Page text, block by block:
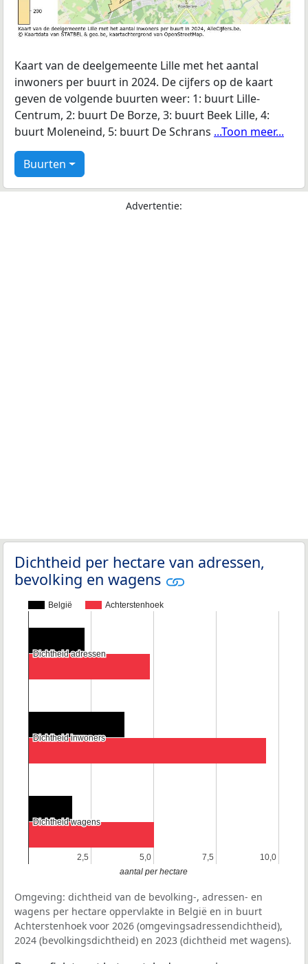
Kaart van de deelgemeente Lille met het aantal
inwoners per buurt in 2024. De cijfers op de kaart
geven de volgende buurten weer: 1: buurt Lille-
Centrum, 2: buurt De Borze, 3: buurt Beek Lille, 4:
buurt Moleneind, 5: buurt De Schrans ...Toon meer...
Buurten
Advertentie:
Dichtheid per hectare van adressen,
bevolking en wagens
België Achterstenhoek
2,5
2,5 5,0
5,0 7,5
7,5 10,0
10,0
Dichtheid adressen
Dichtheid adressen
Dichtheid inwoners
Dichtheid inwoners
Dichtheid wagens
Dichtheid wagens
aantal per hectare
Omgeving: dichtheid van de bevolking-, adressen- en
wagens per hectare oppervlakte in België en in buurt
Achterstenhoek voor 2026 (omgevingsadressendichtheid),
2024 (bevolkingsdichtheid) en 2023 (dichtheid met wagens).